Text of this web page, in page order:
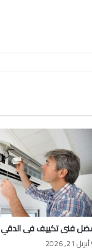
فنى تكييف فى الدقي
أبريل 21, 2026